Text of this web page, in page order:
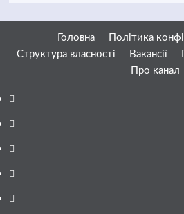
Головна
Політика
Структура власності
Вакансії
Про канал
Facebook
YouTube
Telegram
Instagram
Twitter